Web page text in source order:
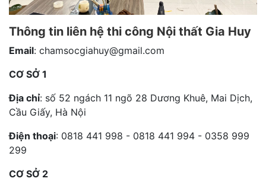
Thông tin liên hệ thi công Nội thất Gia Huy
Email: chamsocgiahuy@gmail.com
CƠ SỞ 1
Địa chỉ: số 52 ngách 11 ngõ 28 Dương Khuê, Mai Dịch,
Cầu Giấy, Hà Nội
Điện thoại: 0818 441 998 - 0818 441 994 - 0358 999
299
CƠ SỞ 2